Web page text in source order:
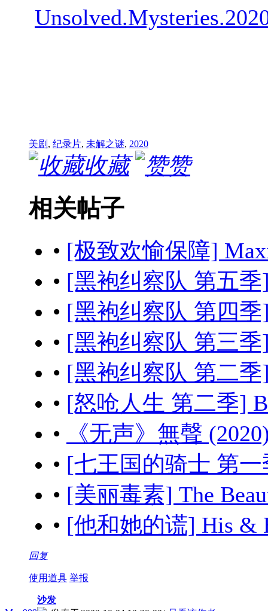
美剧 , 纪录片, 未解之谜, 2020
收藏 赞
相关帖子
• [极致欢愉保障]
• [黑袍纠察队 第五季
• [黑袍纠察队 第四季
• [黑袍纠察队 第三季
• [黑袍纠察队 第二季
• [怒呛人生 第二季]
•
《无声》無聲
• [七王国的骑士 第一
• [美丽毒素] The
• [他和她的谎] His &
回复
使用道具 举报
沙发